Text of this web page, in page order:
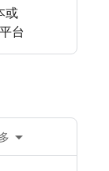
或
台